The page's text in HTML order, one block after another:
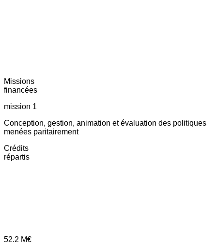
Missions
financées
mission 1
Conception, gestion, animation et évaluation des politiques
menées paritairement
Crédits
répartis
52.2 M€